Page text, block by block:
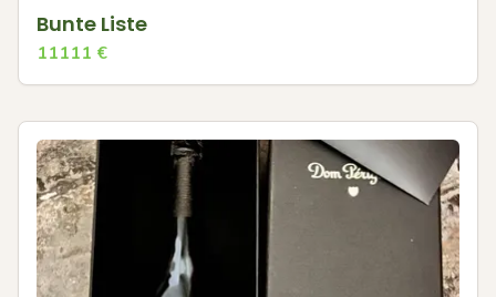
Bunte Liste
11111 €